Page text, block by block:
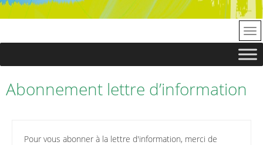
Abonnement lettre d’information
Pour vous abonner à la lettre d'information, merci de